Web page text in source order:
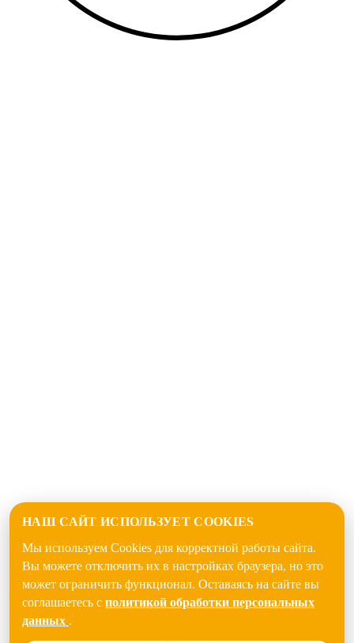
НАШ САЙТ ИСПОЛЬЗУЕТ COOKIES
Мы используем Cookies для корректной работы сайта.
Вы можете отключить их в настройках браузера, но это
может ограничить функционал. Оставаясь на сайте вы
соглашаетесь с политикой обработки персональных
данных .